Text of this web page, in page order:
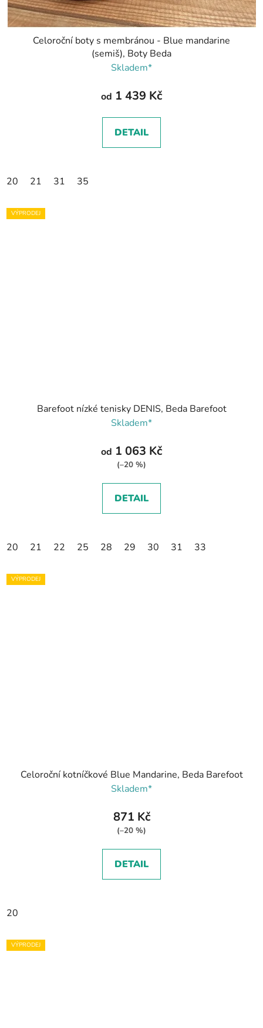
Celoroční boty s membránou - Blue mandarine
(semiš), Boty Beda
Skladem*
od 1 439 Kč
DETAIL
20 21 31 35
VÝPRODEJ
Barefoot nízké tenisky DENIS, Beda Barefoot
Skladem*
od 1 063 Kč
(–20 %)
DETAIL
20 21 22 25 28 29 30 31 33
VÝPRODEJ
Celoroční kotníčkové Blue Mandarine, Beda Barefoot
Skladem*
871 Kč
(–20 %)
DETAIL
20
VÝPRODEJ